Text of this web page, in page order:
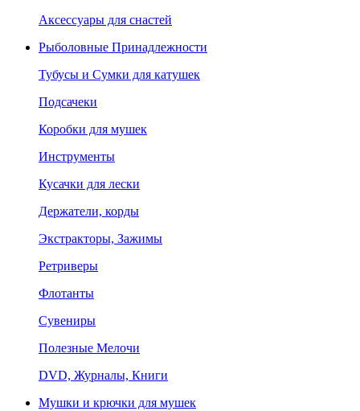
Аксессуары для снастей
Рыболовные Принадлежности
Тубусы и Сумки для катушек
Подсачеки
Коробки для мушек
Инструменты
Кусачки для лески
Держатели, корды
Экстракторы, Зажимы
Ретриверы
Флотанты
Сувениры
Полезные Мелочи
DVD, Журналы, Книги
Мушки и крючки для мушек